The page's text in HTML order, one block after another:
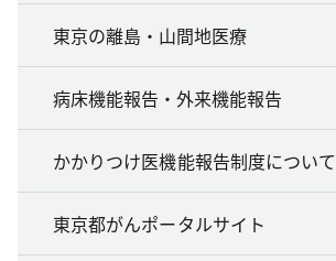
東京の離島・山間地医療
病床機能報告・外来機能報告
かかりつけ医機能報告制度について
東京都がんポータルサイト